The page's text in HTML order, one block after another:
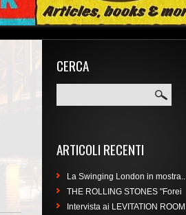
CERCA
ARTICOLI RECENTI
La Swinging London in mostra..
THE ROLLING STONES "Forei
Intervista ai LEVITATION ROOM